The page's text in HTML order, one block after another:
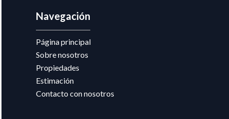
Navegación
Página principal
Sobre nosotros
Propiedades
Estimación
Contacto con nosotros